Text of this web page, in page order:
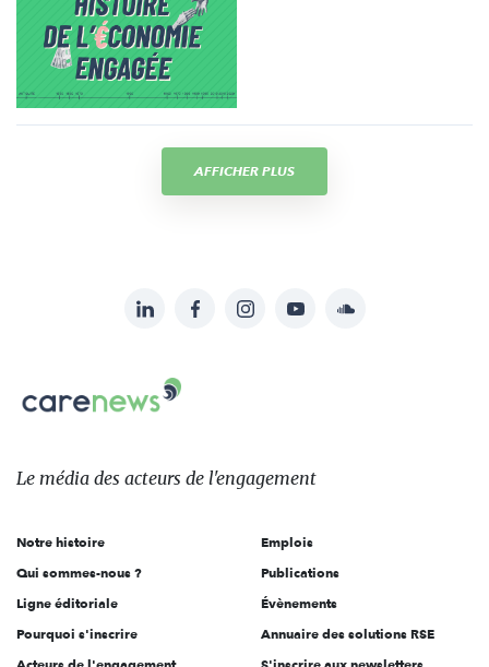
AFFICHER PLUS
sur:
LinkedInFacebookInstagramYouTubeSoundcloud
Le
des
l'engagement
Le média des acteurs de l'engagement
Notre histoire
Qui sommes-nous ?
Ligne éditoriale
Pourquoi s'inscrire
Emplois
Publications
Évènements
Annuaire des solutions RSE